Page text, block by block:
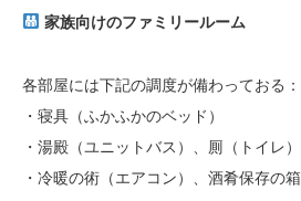
家族向けのファミリールーム
各部屋には下記の調度が備わっておる：
・寝具（ふかふかのベッド）
・湯殿（ユニットバス）、厠（トイレ）
・冷暖の術（エアコン）、酒肴保存の箱